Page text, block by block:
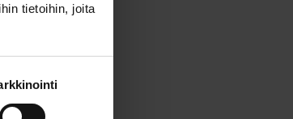
tietoihin, joita